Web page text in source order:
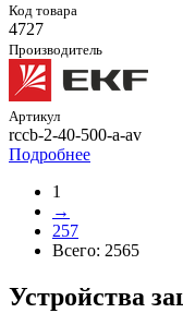
Код товара
4727
Производитель
Артикул
rccb-2-40-500-a-av
Подробнее
1
→
257
Всего: 2565
Устройства